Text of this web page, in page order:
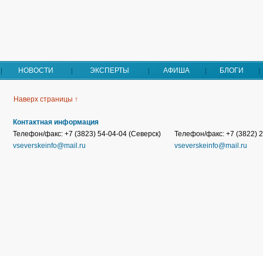
НОВОСТИ ЭКСПЕРТЫ АФИША БЛОГИ
Наверх страницы ↑
Контактная информация
Телефон/факс: +7 (3823) 54-04-04 (Северск)
vseverskeinfo@mail.ru
Телефон/факс: +7 (3822)
vseverskeinfo@mail.ru